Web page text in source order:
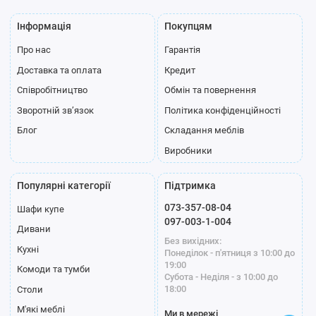
Профіль
Стандарт
Модена білий Модена графіт
Інформація
Про нас
Доставка та оплата
Співробітництво
Зворотній зв’язок
Блог
Покупцям
Гарантія
Кредит
Обмін та повернення
Політика конфіденційності
Складання меблів
Виробники
Популярні категорії
Шафи купе
Дивани
Кухні
Комоди та тумби
Столи
М'які меблі
Підтримка
073-357-08-04
097-003-1-004
Без вихідних:
Понеділок - п'ятниця з 10:00 до
19:00
Субота - Неділя - з 10:00 до
18:00
Ми в мережі